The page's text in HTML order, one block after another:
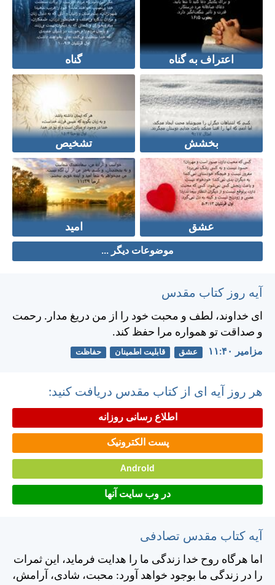
اعتراف به گناه گناه
بخشش تشخیص
عشق امید
موضوعات دیگر ...
آیه روز کتاب مقدس
ای خداوند، لطف و محبت خود را از من دريغ مدار. رحمت
و صداقت تو همواره مرا حفظ كند.
مزامير ۴۰:‏۱۱ عشق قابلیت اطمینان حفاظت
هر روز آیه ای از کتاب مقدس دریافت کنید:
اطلاع رسانی روزانه
پست الکترونیک
Android
در وب سایت آنها
آیه کتاب مقدس تصادفی
اما هرگاه روح خدا زندگی ما را هدايت فرمايد، اين ثمرات
را در زندگی ما بوجود خواهد آورد: محبت، شادی، آرامش،